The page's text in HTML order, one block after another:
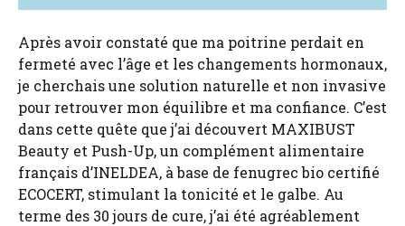
Après avoir constaté que ma poitrine perdait en
fermeté avec l’âge et les changements hormonaux,
je cherchais une solution naturelle et non invasive
pour retrouver mon équilibre et ma confiance. C’est
dans cette quête que j’ai découvert MAXIBUST
Beauty et Push-Up, un complément alimentaire
français d’INELDEA, à base de fenugrec bio certifié
ECOCERT, stimulant la tonicité et le galbe. Au
terme des 30 jours de cure, j’ai été agréablement